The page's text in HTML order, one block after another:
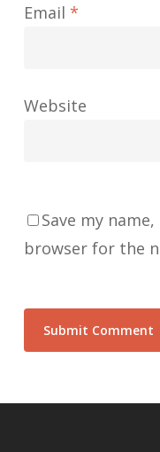
Email *
Website
Save my
browser for the